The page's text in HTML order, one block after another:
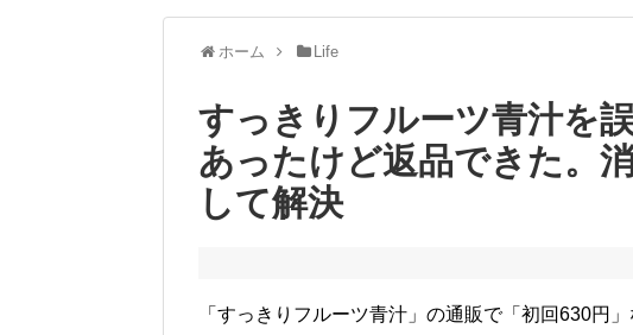
ホーム Life
すっきりフルーツ青汁を
あったけど返品できた。
して解決
「すっきりフルーツ青汁」の通販で「初回630円